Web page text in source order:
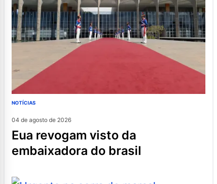
NOTÍCIAS
04 de agosto de 2026
eua revogam visto da
embaixadora do brasil